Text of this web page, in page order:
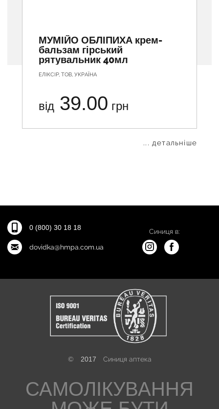
МУМІЙО ОБЛІПИХА крем-
бальзам гірський
рятувальник 40мл
ЕЛІКСІР, ТОВ, УКРАЇНА
від 39.00 грн
... детальніше
0 (800) 30 18 18
dovidka@hmpa.com.ua
Синиця в:
© 2017 Синиця аптека
САМОЛІКУВАННЯ